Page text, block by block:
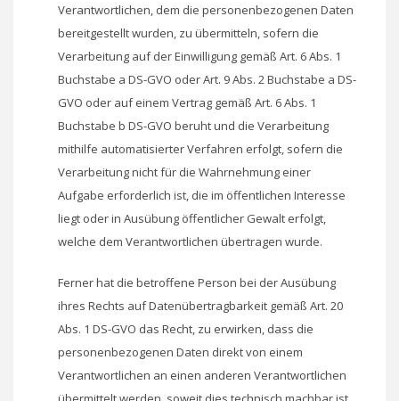
Verantwortlichen, dem die personenbezogenen Daten
bereitgestellt wurden, zu übermitteln, sofern die
Verarbeitung auf der Einwilligung gemäß Art. 6 Abs. 1
Buchstabe a DS-GVO oder Art. 9 Abs. 2 Buchstabe a DS-
GVO oder auf einem Vertrag gemäß Art. 6 Abs. 1
Buchstabe b DS-GVO beruht und die Verarbeitung
mithilfe automatisierter Verfahren erfolgt, sofern die
Verarbeitung nicht für die Wahrnehmung einer
Aufgabe erforderlich ist, die im öffentlichen Interesse
liegt oder in Ausübung öffentlicher Gewalt erfolgt,
welche dem Verantwortlichen übertragen wurde.
Ferner hat die betroffene Person bei der Ausübung
ihres Rechts auf Datenübertragbarkeit gemäß Art. 20
Abs. 1 DS-GVO das Recht, zu erwirken, dass die
personenbezogenen Daten direkt von einem
Verantwortlichen an einen anderen Verantwortlichen